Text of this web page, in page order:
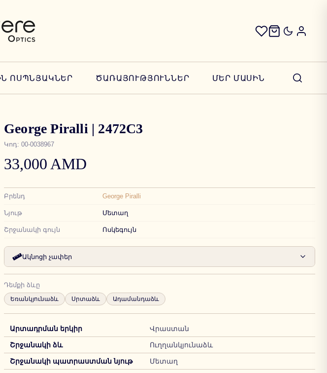
ՈՍՊՆՅԱԿՆԵՐ ԾԱՌԱՅՈՒԹՅՈՒՆՆԵՐ ՄԵՐ ՄԱՍԻՆ
George Piralli | 2472C3
Կոդ: 00-0038967
33,000 AMD
Բրենդ George Piralli
Նյութ Մետաղ
Շրջանակի գույն Ոսկեգույն
Ակնոցի չափեր
Դեմքի ձևը
Եռանկյունաձև Սրտաձև Ադամանդաձև
Արտադրման երկիր Վրաստան
Շրջանակի ձև Ուղղանկյունաձև
Շրջանակի պատրաստման նյութ Մետաղ